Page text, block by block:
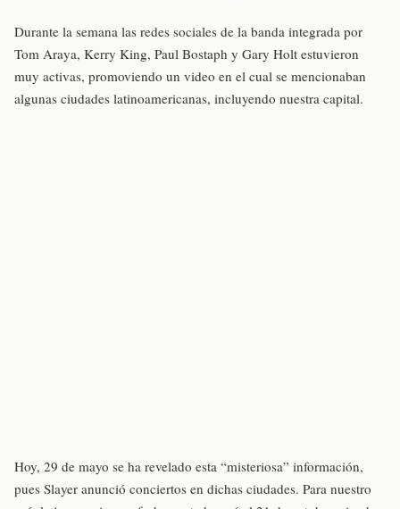
Durante la semana las redes sociales de la banda integrada por
Tom Araya, Kerry King, Paul Bostaph y Gary Holt estuvieron
muy activas, promoviendo un video en el cual se mencionaban
algunas ciudades latinoamericanas, incluyendo nuestra capital.
Hoy, 29 de mayo se ha revelado esta “misteriosa” información,
pues Slayer anunció conciertos en dichas ciudades. Para nuestro